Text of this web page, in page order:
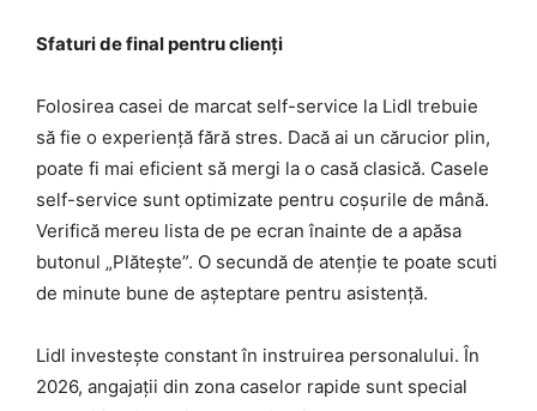
Sfaturi de final pentru clienți
Folosirea casei de marcat self-service la Lidl trebuie
să fie o experiență fără stres. Dacă ai un cărucior plin,
poate fi mai eficient să mergi la o casă clasică. Casele
self-service sunt optimizate pentru coșurile de mână.
Verifică mereu lista de pe ecran înainte de a apăsa
butonul „Plătește”. O secundă de atenție te poate scuti
de minute bune de așteptare pentru asistență.
Lidl investește constant în instruirea personalului. În
2026, angajații din zona caselor rapide sunt special